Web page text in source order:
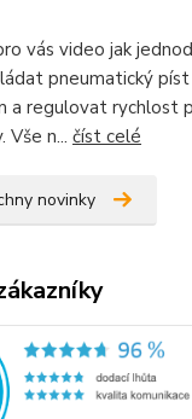
vás video jak
pneumatický píst
a regulovat rychlost
Vše n... číst celé
novinky